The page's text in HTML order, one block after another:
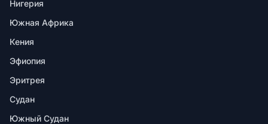
Нигерия
Южная Африка
Кения
Эфиопия
Эритрея
Судан
Южный Судан